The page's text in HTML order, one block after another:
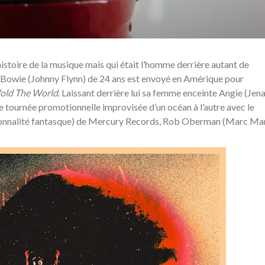
de la musique mais qui était l’homme derrière autant de
(Johnny Flynn) de 24 ans est envoyé en Amérique pour
The World. Laissant derrière lui sa femme enceinte Angie (Jena
promotionnelle improvisée d’un océan à l’autre avec le
fantasque) de Mercury Records, Rob Oberman (Marc